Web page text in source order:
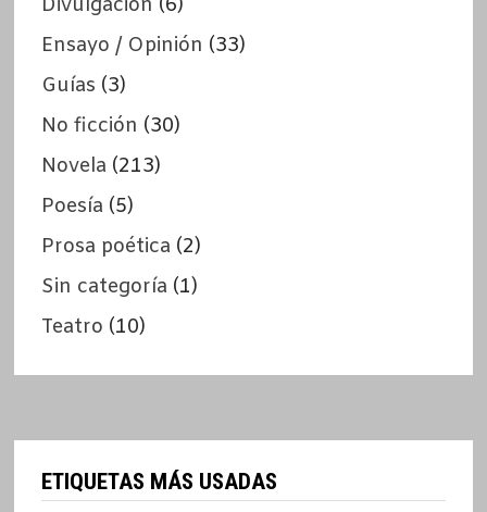
Divulgación (6)
Ensayo / Opinión (33)
Guías (3)
No ficción (30)
Novela (213)
Poesía (5)
Prosa poética (2)
Sin categoría (1)
Teatro (10)
ETIQUETAS MÁS USADAS